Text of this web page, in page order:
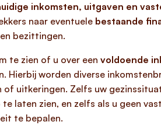
inkomsten, uitgaven en
naar eventuele bestaande
bezittingen.
te zien of u over een voldoende
Hierbij worden diverse
of uitkeringen. Zelfs uw
te laten zien, en zelfs als u geen
te bepalen.